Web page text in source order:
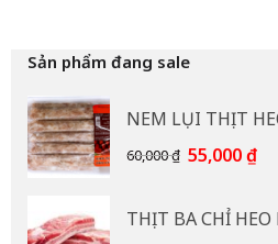
Sản phẩm đang sale
NEM LỤI THỊT
60,000₫ Giá
60,000 ₫.
55,000₫Giá
là:
THỊT BA CHỈ HEO